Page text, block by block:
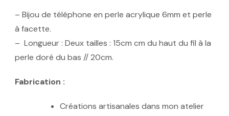
– Bijou de téléphone en perle acrylique 6mm et perle
à facette.
– Longueur : Deux tailles : 15cm cm du haut du fil à la
perle doré du bas // 20cm.
Fabrication :
Créations artisanales dans mon atelier